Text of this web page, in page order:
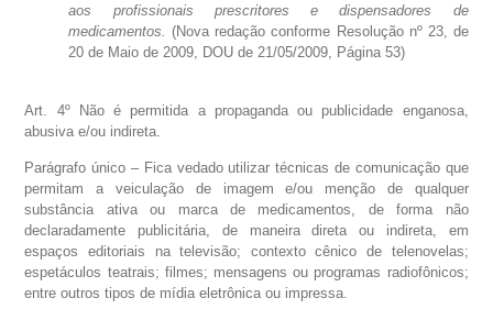
aos profissionais prescritores e dispensadores de
medicamentos.(Nova redação conforme Resolução nº 23, de
20 de Maio de 2009, DOU de 21/05/2009, Página 53)
Art. 4º Não é permitida a propaganda ou publicidade enganosa,
abusiva e/ou indireta.
Parágrafo único – Fica vedado utilizar técnicas de comunicação que
permitam a veiculação de imagem e/ou menção de qualquer
substância ativa ou marca de medicamentos, de forma não
declaradamente publicitária, de maneira direta ou indireta, em
espaços editoriais na televisão; contexto cênico de telenovelas;
espetáculos teatrais; filmes; mensagens ou programas radiofônicos;
entre outros tipos de mídia eletrônica ou impressa.